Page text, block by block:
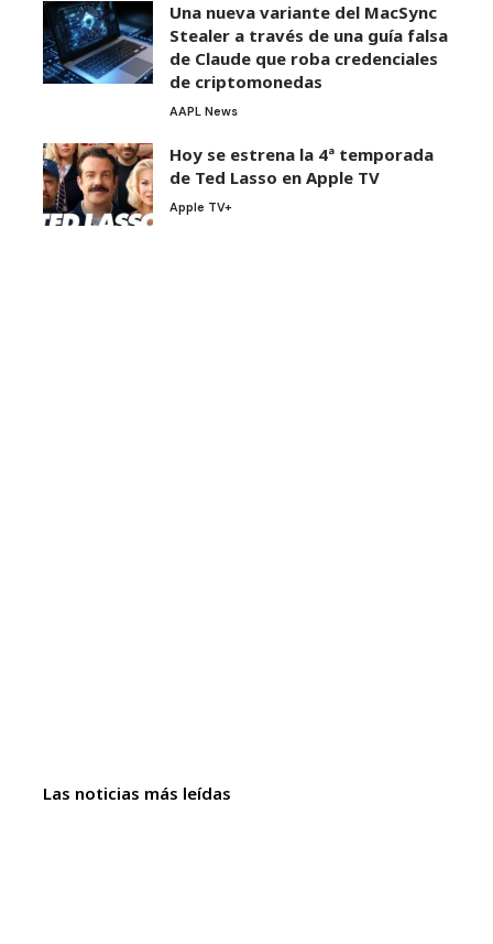
Una nueva variante del MacSync
Stealer a través de una guía falsa
de Claude que roba credenciales
de criptomonedas
AAPL News
Hoy se estrena la 4ª temporada
de Ted Lasso en Apple TV
Apple TV+
Las noticias más leídas